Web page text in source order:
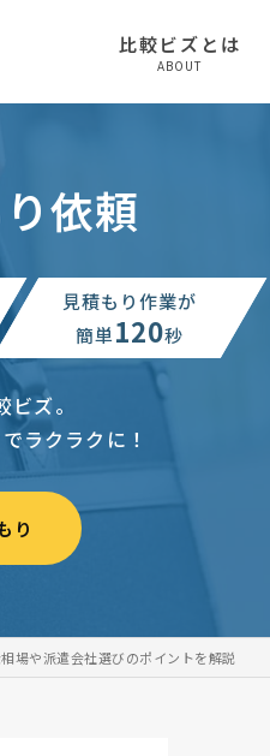
比較ビズとは
ABOUT
依頼
見積もり作業が
簡単120秒
ズ。
ラクラクに！
り
場や派遣会社選びのポイントを解説